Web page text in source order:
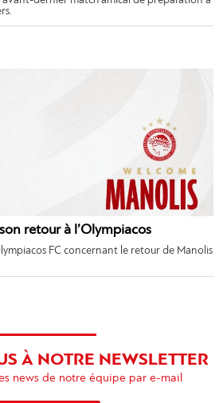
retour à l’Olympiacos
FC concernant le retour de Manolis
À NOTRE NEWSLETTER
news de notre équipe par e-mail